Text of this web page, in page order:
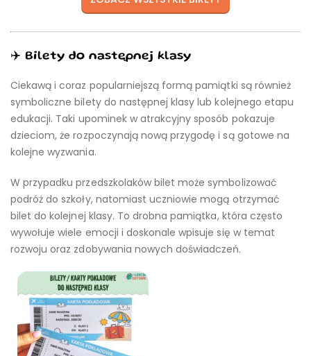
✈️ Bilety do następnej klasy
Ciekawą i coraz popularniejszą formą pamiątki są również
symboliczne bilety do następnej klasy lub kolejnego etapu
edukacji. Taki upominek w atrakcyjny sposób pokazuje
dzieciom, że rozpoczynają nową przygodę i są gotowe na
kolejne wyzwania.
W przypadku przedszkolaków bilet może symbolizować
podróż do szkoły, natomiast uczniowie mogą otrzymać
bilet do kolejnej klasy. To drobna pamiątka, która często
wywołuje wiele emocji i doskonale wpisuje się w temat
rozwoju oraz zdobywania nowych doświadczeń.